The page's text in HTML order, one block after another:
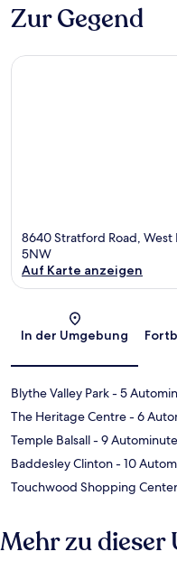
Zur Gegend
8640 Stratford Road, West
5NW
Auf Karte anzeigen
In der Umgebung
Blythe Valley Park- 5
The Heritage Centre- 6
Temple Balsall- 9
Baddesley Clinton- 10
Touchwood Shopping Center
Mehr zu